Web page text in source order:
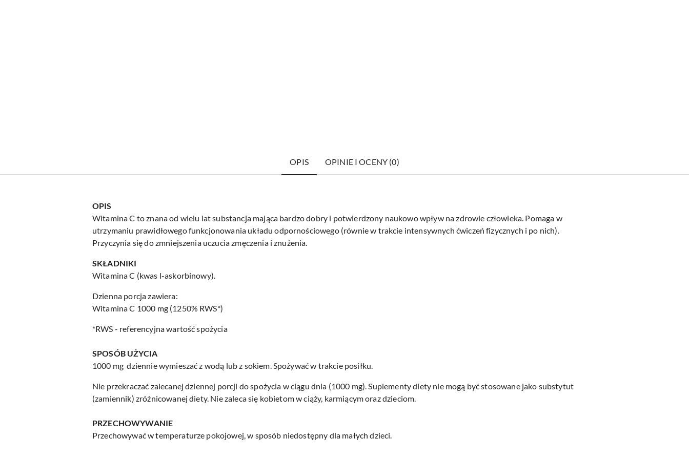
OPIS OPINIE I OCENY (0)
OPIS
Witamina C to znana od wielu lat substancja mająca bardzo dobry i potwierdzony naukowo wpływ na zdrowie człowieka. Pomaga w
utrzymaniu prawidłowego funkcjonowania układu odpornościowego (równie w trakcie intensywnych ćwiczeń fizycznych i po nich).
Przyczynia się do zmniejszenia uczucia zmęczenia i znużenia.
SKŁADNIKI
Witamina C (kwas l-askorbinowy).
Dzienna porcja zawiera:
Witamina C 1000 mg (1250% RWS*)
*RWS - referencyjna wartość spożycia
SPOSÓB UŻYCIA
1000 mg dziennie wymieszać z wodą lub z sokiem. Spożywać w trakcie posiłku.
Nie przekraczać zalecanej dziennej porcji do spożycia w ciągu dnia (1000 mg). Suplementy diety nie mogą być stosowane jako substytut
(zamiennik) zróżnicowanej diety. Nie zaleca się kobietom w ciąży, karmiącym oraz dzieciom.
PRZECHOWYWANIE
Przechowywać w temperaturze pokojowej, w sposób niedostępny dla małych dzieci.